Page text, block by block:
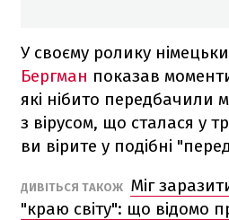
У своєму ролику
Бергман показав
які нібито передбачили
з вірусом, що сталася у
ви вірите у подібні
ДИВІТЬСЯ ТАКОЖ Міг
"краю світу": що відомо